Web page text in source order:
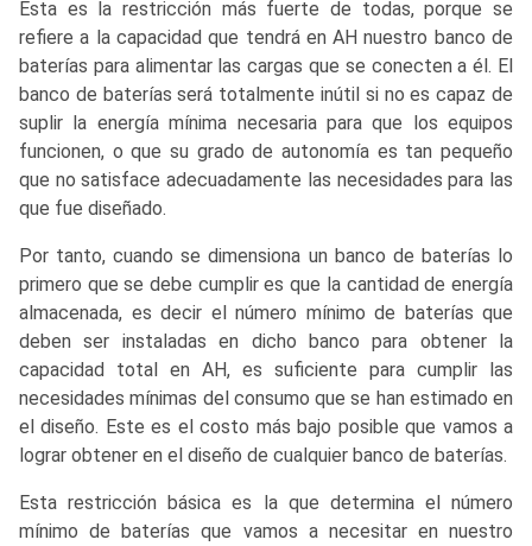
Esta es la restricción más fuerte de todas, porque se
refiere a la capacidad que tendrá en AH nuestro banco de
baterías para alimentar las cargas que se conecten a él. El
banco de baterías será totalmente inútil si no es capaz de
suplir la energía mínima necesaria para que los equipos
funcionen, o que su grado de autonomía es tan pequeño
que no satisface adecuadamente las necesidades para las
que fue diseñado.
Por tanto, cuando se dimensiona un banco de baterías lo
primero que se debe cumplir es que la cantidad de energía
almacenada, es decir el número mínimo de baterías que
deben ser instaladas en dicho banco para obtener la
capacidad total en AH, es suficiente para cumplir las
necesidades mínimas del consumo que se han estimado en
el diseño. Este es el costo más bajo posible que vamos a
lograr obtener en el diseño de cualquier banco de baterías.
Esta restricción básica es la que determina el número
mínimo de baterías que vamos a necesitar en nuestro